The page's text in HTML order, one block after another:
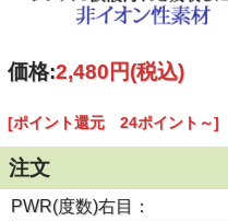
価格:2,480円(税込)
[ポイント還元 24ポイント～]
注文
PWR(度数)右目：